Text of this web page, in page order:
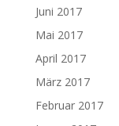
Juni 2017
Mai 2017
April 2017
März 2017
Februar 2017